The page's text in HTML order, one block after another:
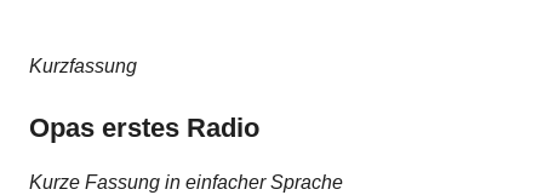
Kurzfassung
Opas erstes Radio
Kurze Fassung in einfacher Sprache